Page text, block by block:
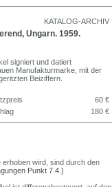
KATALOG-ARCHIV
Ungarn. 1959.
signiert und datiert
Manufakturmarke, mit der
Beiziffern.
60 €
180 €
wird, sind durch den
Punkt 7.4.)